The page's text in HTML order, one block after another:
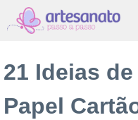
Pular
para
conteúdo
21 Ideias
Papel